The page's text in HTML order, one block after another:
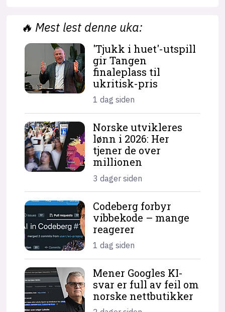
🔥 Mest lest denne uka:
'Tjukk i huet'-utspill
gir Tangen
finaleplass til
ukritisk-pris
1 dag siden
Norske utvikleres
lønn i 2026: Her
tjener de over
millionen
3 dager siden
Codeberg forbyr
vibbekode – mange
reagerer
1 dag siden
Mener Googles KI-
svar er full av feil om
norske nettbutikker